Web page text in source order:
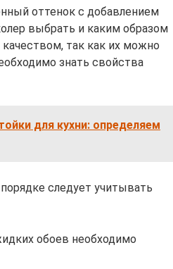
оттенок с добавлением
выбрать и каким образом
так как их можно
знать свойства
для кухни: определяем
следует учитывать
обоев необходимо